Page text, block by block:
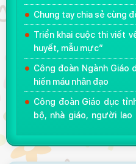
Chung tay chia sẻ cùng
Triển khai cuộc thi viết
huyết, mẫu mực”
Công đoàn Ngành Giáo
hiến máu nhân đạo
Công đoàn Giáo dục
bộ, nhà giáo, người lao